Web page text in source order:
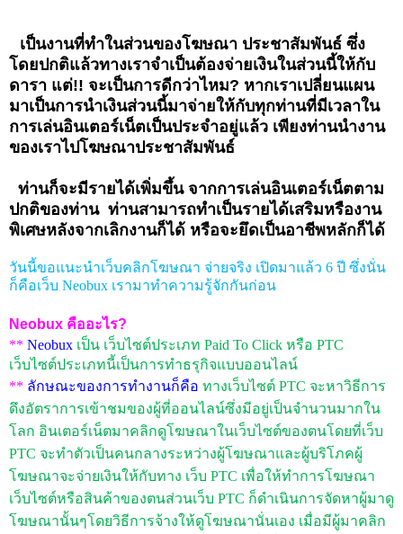
เป็นงานที่ทำในส่วนของโฆษณา ประชาสัมพันธ์ ซึ่ง
โดยปกติแล้วทางเราจำเป็นต้องจ่ายเงินในส่วนนี้ให้กับ
ดารา แต่!! จะเป็นการดีกว่าไหม? หากเราเปลี่ยนแผน
มาเป็นการนำเงินส่วนนี้มาจ่ายให้กับทุกท่านที่มีเวลาใน
การเล่นอินเตอร์เน็ตเป็นประจำอยู่แล้ว เพียงท่านนำงาน
ของเราไปโฆษณาประชาสัมพันธ์
ท่านก็จะมีรายได้เพิ่มขึ้น จากการเล่นอินเตอร์เน็ตตาม
ปกติของท่าน ท่านสามารถทำเป็นรายได้เสริมหรืองาน
พิเศษหลังจากเลิกงานก็ได้ หรือจะยึดเป็นอาชีพหลักก็ได้
วันนี้ขอแนะนำเว็บคลิกโฆษณา จ่ายจริง เปิดมาแล้ว 6 ปี ซึ่งนั่น
ก็คือเว็บ Neobux เรามาทำความรู้จักกันก่อน
Neobux คืออะไร?
** Neobux เป็น เว็บไซต์ประเภท Paid To Click หรือ PTC
เว็บไซต์ประเภทนี้เป็นการทำธรุกิจแบบออนไลน์
** ลักษณะของการทำงานก็คือ ทางเว็บไซต์ PTC จะหาวิธีการ
ดึงอัตราการเข้าชมของผู้ที่ออนไลน์ซึ่งมีอยู่เป็นจำนวนมากใน
โลก อินเตอร์เน็ตมาคลิกดูโฆษณาในเว็บไซต์ของตนโดยที่เว็บ
PTC จะทำตัวเป็นคนกลางระหว่างผู้โฆษณาและผู้บริโภคผู้
โฆษณาจะจ่ายเงินให้กับทาง เว็บ PTC เพื่อให้ทำการโฆษณา
เว็บไซต์หรือสินค้าของตนส่วนเว็บ PTC ก็ดำเนินการจัดหาผู้มาดู
โฆษณานั้นๆโดยวิธีการจ้างให้ดูโฆษณานั่นเอง เมื่อมีผู้มาคลิก